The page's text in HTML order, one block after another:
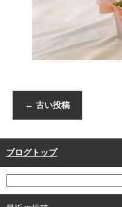
← 古い投稿
ブログトップ